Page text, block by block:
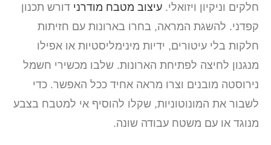
חלקים וניקיון ויזואלי.עיצוב מטבח מודרנידורש תכנון
קפדני. להשגת המראה, בחרו בארונות עם חזיתות
חלקות בלי עיטורים, ידיות מינימליסטיות או אפילו
מנגנון לחיצה לפתיחת הארונות. שלבו מכשירי חשמל
נירוסטה מובנים וצרו מראה אחיד ככל האפשר. כדי
לשבור את המונוטוניות, שקלו להוסיף אי למטבח בצבע
מנוגד או עם משטח עבודה שונה.